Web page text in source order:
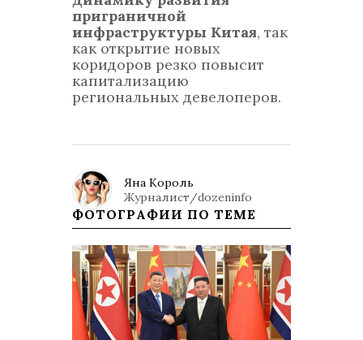
приграничной
инфраструктуры Китая, так
как открытие новых
коридоров резко повысит
капитализацию
региональных девелоперов.
Яна Король
Журналист/dozeninfo
ФОТОГРАФИИ ПО ТЕМЕ